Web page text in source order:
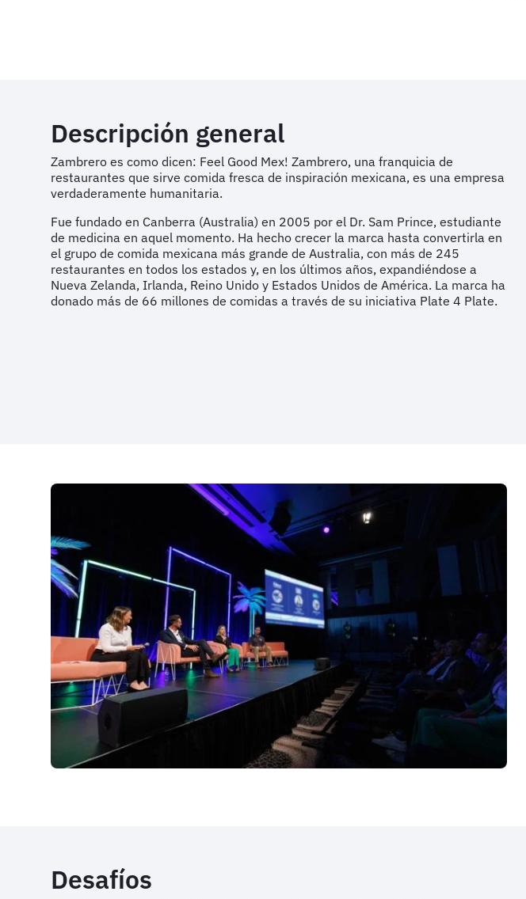
Descripción general
Zambrero es como dicen: Feel Good Mex! Zambrero, una franquicia de
restaurantes que sirve comida fresca de inspiración mexicana, es una empresa
verdaderamente humanitaria.
Fue fundado en Canberra (Australia) en 2005 por el Dr. Sam Prince, estudiante
de medicina en aquel momento. Ha hecho crecer la marca hasta convertirla en
el grupo de comida mexicana más grande de Australia, con más de 245
restaurantes en todos los estados y, en los últimos años, expandiéndose a
Nueva Zelanda, Irlanda, Reino Unido y Estados Unidos de América. La marca ha
donado más de 66 millones de comidas a través de su iniciativa Plate 4 Plate.
Desafíos